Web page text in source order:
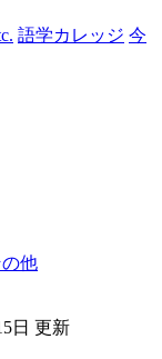
語学カレッジ 今
他
日 更新